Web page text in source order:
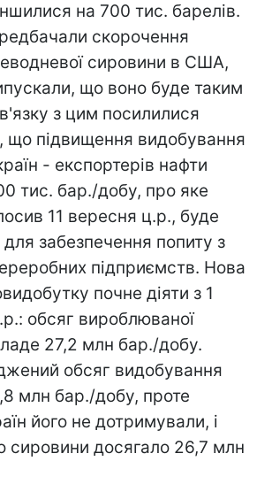
на 700 тис. барелів.
скорочення
сировини в США,
що воно буде таким
з цим посилилися
що підвищення видобування
- експортерів нафти
тис. бар./добу, про яке
11 вересня ц.р., буде
для забезпечення попиту з
підприємств. Нова
почне діяти з 1
обсяг вироблюваної
27,2 млн бар./добу.
обсяг видобування
млн бар./добу, проте
його не дотримували, і
сировини досягало 26,7 млн